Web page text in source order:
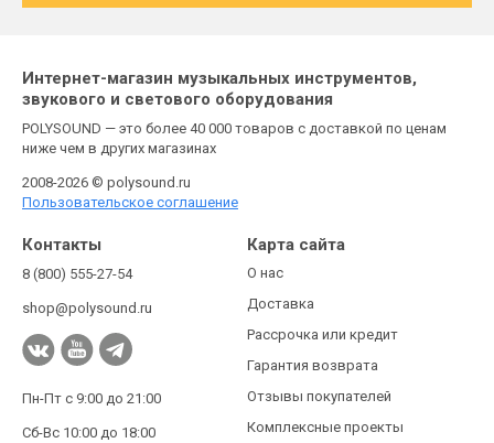
Интернет-магазин музыкальных инструментов,
звукового и светового оборудования
POLYSOUND — это более 40 000 товаров с доставкой по ценам
ниже чем в других магазинах
2008-2026 © polysound.ru
Пользовательское соглашение
Контакты
8 (800) 555-27-54
shop@polysound.ru
Пн-Пт с 9:00 до 21:00
Сб-Вс 10:00 до 18:00
Карта сайта
О нас
Доставка
Рассрочка или кредит
Гарантия возврата
Отзывы покупателей
Комплексные проекты